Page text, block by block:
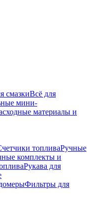
смазкиВсё для
мини-
материалы и
топливаРучные
комплекты и
Рукава для
Фильтры для